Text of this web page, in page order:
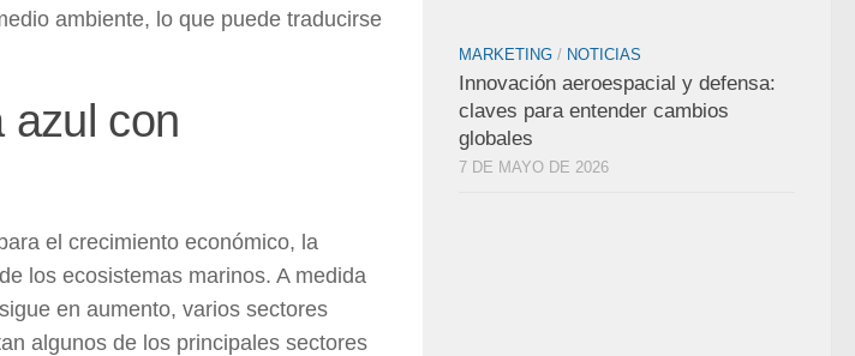
ambiente, lo que puede traducirse
azul con
el crecimiento económico, la
los ecosistemas marinos. A medida
en aumento, varios sectores
algunos de los principales sectores
MARKETING / NOTICIAS
Innovación aeroespacial y defensa:
claves para entender cambios
globales
7 DE MAYO DE 2026